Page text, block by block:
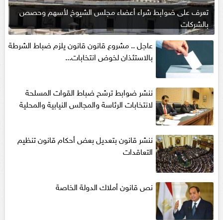
تعرف على ضوابط شراء أعضاء مجلس الشيوخ لأسهم وحصص
بالشركات
عاجل .. مشروع قانون قانون يلزم ضباط الشرطة
بالاستئذان لخوض انتخابات...
ننشر ضوابط ترشح ضباط القوات المسلحة
لانتخابات الرئاسة والمجالس النيابية والمحلية‎
ننشر قانون بتعديل بعض أحكام قانون تنظيم
التعاقدات
نص قانون أملاك الدولة الخاصة